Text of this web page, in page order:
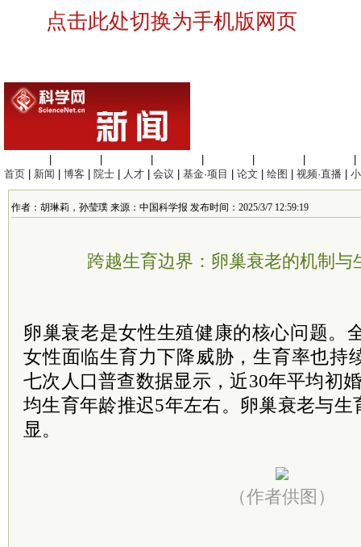
点击此处切换为手机版网页
首页
新闻 博客 院士 人才 会议 基金·项目 论文 绘图 视频·直播
作者：胡琳莉，孙莹璞 来源：中国科学报 发布时间：2025/3/7 12:59:19
跨越生育边界：卵巢衰老的机制与
卵巢衰老是女性生殖健康的核心问题。
女性面临生育力下降威胁，生育率也持
七次人口普查数据显示，近30年平均初
均生育年龄推迟5年左右。卵巢衰老与
显。
（作者供图）